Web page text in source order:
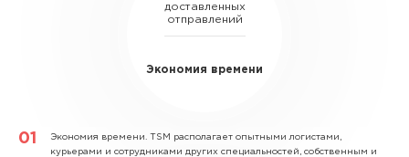
доставленных
отправлений
Экономия времени
Экономия времени. TSM располагает опытными логистами,
курьерами и сотрудниками других специальностей, собственным и